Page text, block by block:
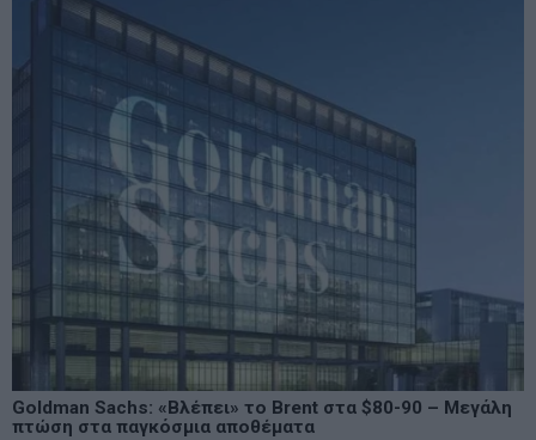
Goldman Sachs: «Βλέπει» το Brent στα $80-90 – Μεγάλη
πτώση στα παγκόσμια αποθέματα